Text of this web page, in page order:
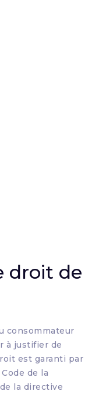
droit de
consommateur
à justifier de
est garanti par
de la
la directive